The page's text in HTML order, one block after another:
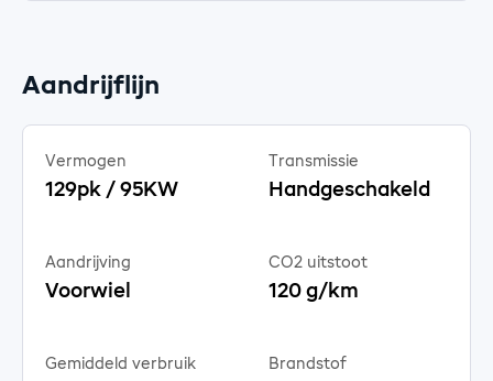
Aandrijflijn
Vermogen
129pk / 95KW
Transmissie
Handgeschakeld
Aandrijving
Voorwiel
CO2 uitstoot
120 g/km
Gemiddeld verbruik Brandstof